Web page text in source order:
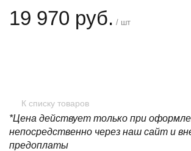
19 970 руб. / шт
К списку товаров
*Цена действует только при
непосредственно через наш сайт и
предоплаты